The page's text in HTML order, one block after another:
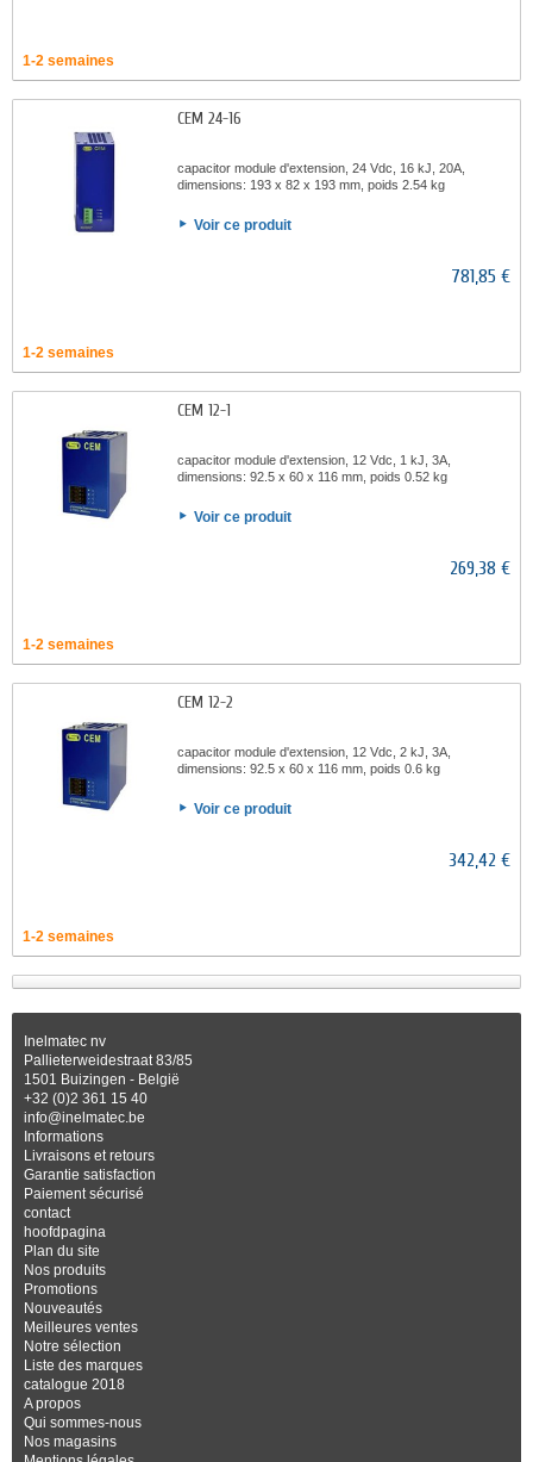
1-2 semaines
CEM 24-16
capacitor module d'extension, 24 Vdc, 16 kJ, 20A,
dimensions: 193 x 82 x 193 mm, poids 2.54 kg
Voir ce produit
781,85 €
1-2 semaines
CEM 12-1
capacitor module d'extension, 12 Vdc, 1 kJ, 3A,
dimensions: 92.5 x 60 x 116 mm, poids 0.52 kg
Voir ce produit
269,38 €
1-2 semaines
CEM 12-2
capacitor module d'extension, 12 Vdc, 2 kJ, 3A,
dimensions: 92.5 x 60 x 116 mm, poids 0.6 kg
Voir ce produit
342,42 €
1-2 semaines
Inelmatec nv
Pallieterweidestraat 83/85
1501 Buizingen - België
+32 (0)2 361 15 40
info@inelmatec.be
Informations
Livraisons et retours
Garantie satisfaction
Paiement sécurisé
contact
hoofdpagina
Plan du site
Nos produits
Promotions
Nouveautés
Meilleures ventes
Notre sélection
Liste des marques
catalogue 2018
A propos
Qui sommes-nous
Nos magasins